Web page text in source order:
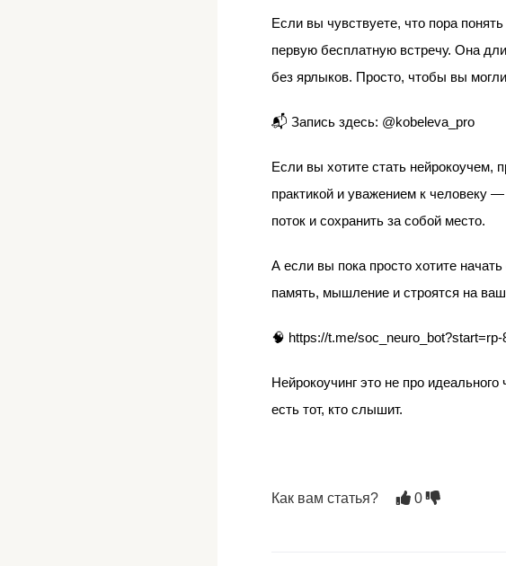
Если вы чувствуете, что пора
первую бесплатную встречу. Она
без ярлыков. Просто, чтобы вы
📬 Запись здесь: @kobeleva_pro
Если вы хотите стать нейрокоучем,
практикой и уважением к человеку
поток и сохранить за собой место.
А если вы пока просто хотите
память, мышление и строятся на
🧠 https://t.me/soc_neuro_bot?start=rp-
Нейрокоучинг это не про
есть тот, кто слышит.
Как вам статья? 0